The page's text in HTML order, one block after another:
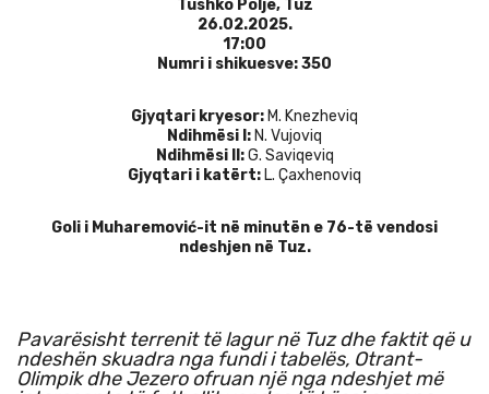
Tushko Polje, Tuz
26.02.2025.
17:00
Numri i shikuesve: 350
Gjyqtari kryesor: M. Knezheviq
Ndihmësi I: N. Vujoviq
Ndihmësi II:G. Saviqeviq
Gjyqtari i katërt: L. Çaxhenoviq
Goli i Muharemović-it në minutën e 76-të vendosi
ndeshjen në Tuz.
Pavarësisht terrenit të lagur në Tuz dhe faktit që u
ndeshën skuadra nga fundi i tabelës, Otrant-
Olimpik dhe Jezero ofruan një nga ndeshjet më